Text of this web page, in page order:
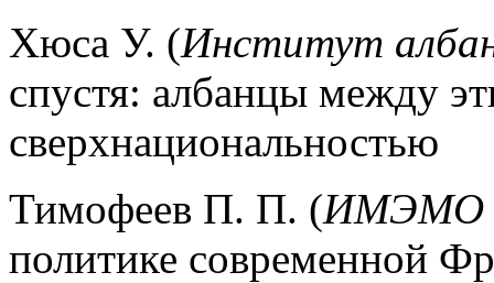
Хюса У. (Институт
спустя: албанцы между
сверхнациональностью
Тимофеев П. П. (ИМЭМО
политике современной